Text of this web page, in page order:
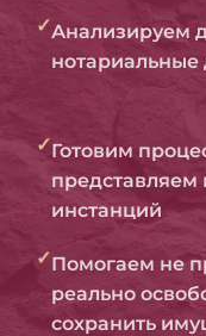
✓Анализируем
нотариальные
✓Готовим
представляем
инстанций
✓Помогаем не
реально
сохранить